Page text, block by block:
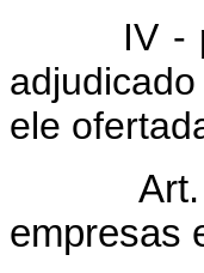
IV -
ele
empresas